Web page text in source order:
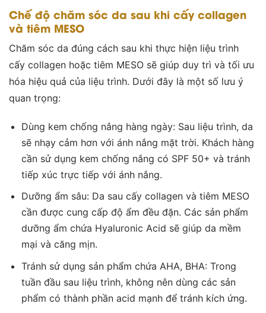
Chế độ chăm sóc da sau khi cấy collagen
và tiêm MESO
Chăm sóc da đúng cách sau khi thực hiện liệu trình
cấy collagen hoặc tiêm MESO sẽ giúp duy trì và tối ưu
hóa hiệu quả của liệu trình. Dưới đây là một số lưu ý
quan trọng:
Dùng kem chống nắng hàng ngày: Sau liệu trình, da
sẽ nhạy cảm hơn với ánh nắng mặt trời. Khách hàng
cần sử dụng kem chống nắng có SPF 50+ và tránh
tiếp xúc trực tiếp với ánh nắng.
Dưỡng ẩm sâu: Da sau cấy collagen và tiêm MESO
cần được cung cấp độ ẩm đều đặn. Các sản phẩm
dưỡng ẩm chứa Hyaluronic Acid sẽ giúp da mềm
mại và căng mịn.
Tránh sử dụng sản phẩm chứa AHA, BHA: Trong
tuần đầu sau liệu trình, không nên dùng các sản
phẩm có thành phần acid mạnh để tránh kích ứng.